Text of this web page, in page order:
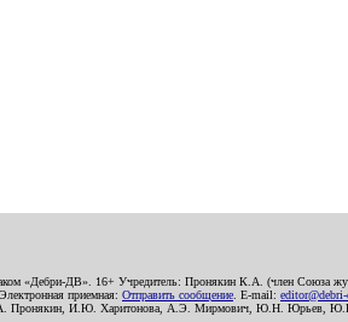
«Дебри-ДВ». 16+ Учредитель: Пронякин К.А. (член Союза
приемная: Отправить сообщение . E-mail:
К.А. Пронякин, И.Ю. Харитонова, А.Э. Мирмович, Ю.Н.